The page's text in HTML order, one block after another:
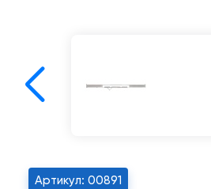
Артикул: 00891